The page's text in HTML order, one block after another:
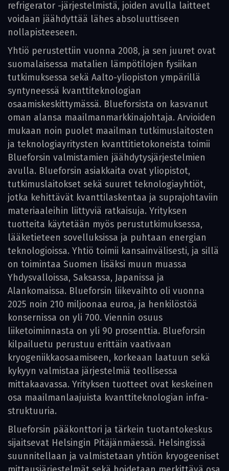
refrigerator -järjestelmistä, joiden avulla laitteet
voidaan jäähdyttää lähes absoluuttiseen
nollapisteeseen.
Yhtiö perustettiin vuonna 2008, ja sen juuret ovat
suomalaisessa matalien lämpötilojen fysiikan
tutkimuksessa sekä Aalto-yliopiston ympärillä
syntyneessä kvanttiteknologian
osaamiskeskittymässä. Blueforsista on kasvanut
oman alansa maailmanmarkkinajohtaja. Arvioiden
mukaan noin puolet maailman tutkimuslaitosten
ja teknologiayritysten kvanttitietokoneista toimii
Blueforsin valmistamien jäähdytysjärjestelmien
avulla. Blueforsin asiakkaita ovat yliopistot,
tutkimuslaitokset sekä suuret teknologiayhtiöt,
jotka kehittävät kvanttilaskentaa ja suprajohtaviin
mate­riaaleihin liittyviä ratkaisuja. Yrityksen
tuotteita käytetään myös perustutkimuksessa,
lääketieteen sovelluksissa ja puhtaan energian
teknologioissa. Yhtiö toimii kansainvälisesti, ja sillä
on toimintaa Suomen lisäksi muun muassa
Yhdysvalloissa, Saksassa, Japanissa ja
Alankomaissa. Blueforsin liikevaihto oli vuonna
2025 noin 210 miljoonaa euroa, ja henkilöstöä
konsernissa on yli 700. Viennin osuus
liiketoiminnasta on yli 90 prosenttia. Blueforsin
kilpailu­etu perustuu erittäin vaativaan
kryogeniikkaosaamiseen, korkeaan laatuun sekä
kykyyn valmistaa järjestelmiä teollisessa
mittakaavassa. Yrityksen tuotteet ovat keskeinen
osa maailmanlaajuista kvanttiteknologian infra­
struktuuria.
Blueforsin pääkonttori ja tärkein tuotantokeskus
sijaitsevat Helsingin Pitäjänmäessä. Helsingissä
suunnitellaan ja valmistetaan yhtiön kryogeeniset